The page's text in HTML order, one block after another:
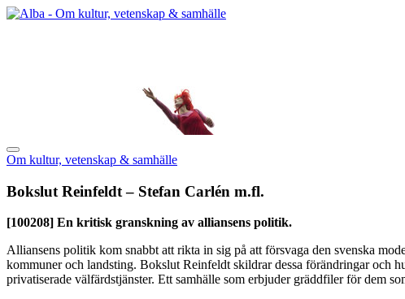
Om kultur, vetenskap & samhälle
Bokslut Reinfeldt – Stefan Carlén m.fl.
[100208] En kritisk granskning av alliansens politik.
Alliansens politik kom snabbt att rikta in sig på att försvaga den svenska
kommuner och landsting. Bokslut Reinfeldt skildrar dessa förändringar och
privatiserade välfärdstjänster. Ett samhälle som erbjuder gräddfiler för dem